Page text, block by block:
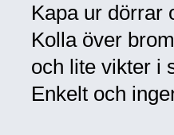
Kapa ur dörrar
Kolla över
och lite vikter i
Enkelt och